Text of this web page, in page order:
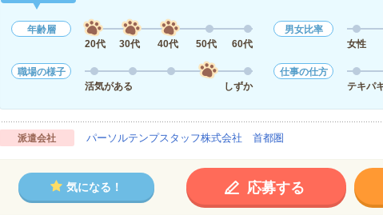
年齢層
20代
30代 40代 50代 60代
男女比率
女性
職場の様子
活気がある
しずか
仕事の仕方
テキパ
派遣会社 パーソルテンプスタッフ株式会社 首都圏
気になる！ 応募する